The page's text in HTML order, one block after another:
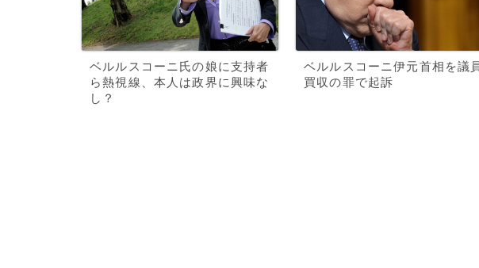
ベルルスコーニ氏の娘に支持者
ら熱視線、本人は政界に興味な
し？
ベルルスコーニ伊元首相を議
買収の罪で起訴